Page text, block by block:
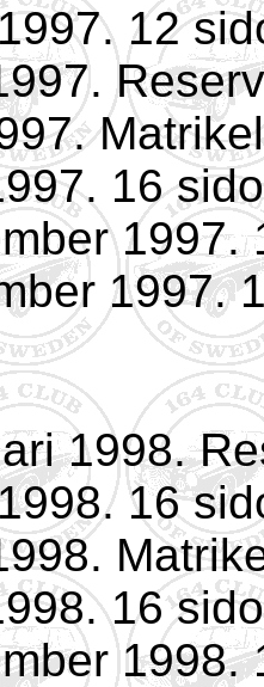
12
16
1997.
1997.
1998.
16
16
1998.